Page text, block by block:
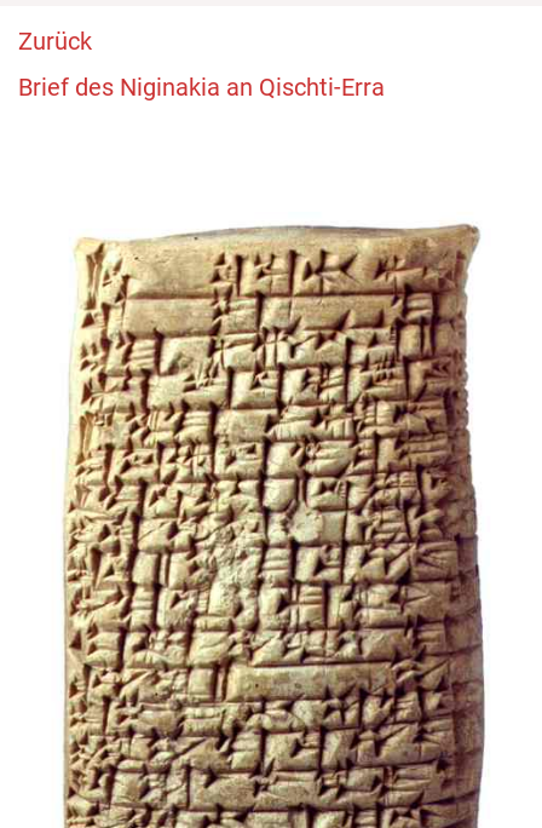
Zurück
Brief des Niginakia an Qischti-Erra